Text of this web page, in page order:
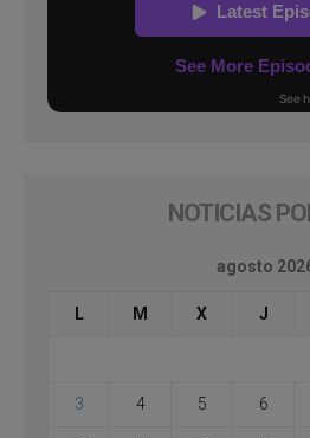
NOTICIAS
agosto
L M X J
3 4 5 6